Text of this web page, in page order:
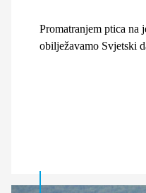
Promatranjem ptica na
obilježavamo Svjetski